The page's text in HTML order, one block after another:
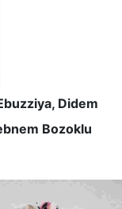
Didem
Bozoklu